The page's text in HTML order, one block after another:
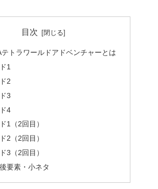
目次
トラワールドアドベンチャーとは
1
2
3
4
1（2回目）
2（2回目）
3（2回目）
要素・小ネタ